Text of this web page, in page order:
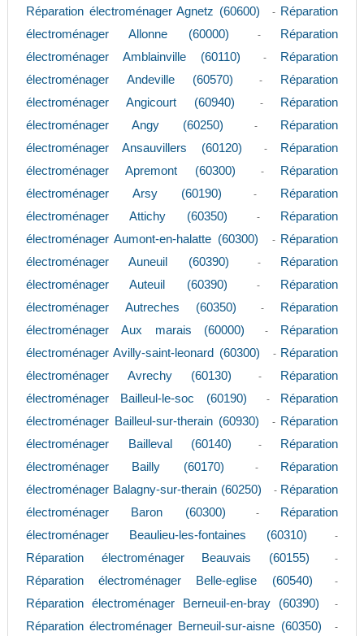
Réparation électroménager Agnetz (60600) - Réparation
électroménager Allonne (60000)
-
Réparation
électroménager Amblainville (60110)
-
Réparation
électroménager Andeville (60570)
-
Réparation
électroménager Angicourt (60940)
-
Réparation
électroménager Angy (60250)
-
Réparation
électroménager Ansauvillers (60120)
-
Réparation
électroménager Apremont (60300)
-
Réparation
électroménager Arsy (60190)
-
Réparation
électroménager Attichy (60350)
-
Réparation
électroménager Aumont-en-halatte (60300)
- Réparation
électroménager Auneuil (60390)
-
Réparation
électroménager Auteuil (60390)
-
Réparation
électroménager Autreches (60350)
-
Réparation
électroménager Aux marais (60000)
-
Réparation
électroménager Avilly-saint-leonard (60300)
- Réparation
électroménager Avrechy (60130)
-
Réparation
électroménager Bailleul-le-soc (60190)
-
Réparation
électroménager Bailleul-sur-therain (60930)
- Réparation
électroménager Bailleval (60140)
-
Réparation
électroménager Bailly (60170)
-
Réparation
électroménager Balagny-sur-therain (60250)
- Réparation
électroménager Baron (60300)
-
Réparation
électroménager Beaulieu-les-fontaines (60310)
-
Réparation électroménager Beauvais (60155) -
Réparation électroménager Belle-eglise (60540) -
Réparation électroménager Berneuil-en-bray (60390) -
Réparation électroménager Berneuil-sur-aisne (60350) -